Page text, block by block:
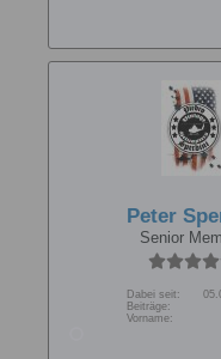
Peter
Senior
Dabei seit:
Beiträge:
Vorname: